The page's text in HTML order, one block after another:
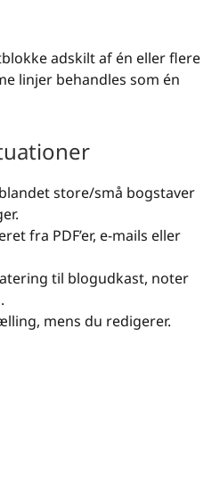
adskilt af én eller flere
linjer behandles som én
blandet store/små bogstaver
fra PDF’er, e-mails eller
til blogudkast, noter
mens du redigerer.